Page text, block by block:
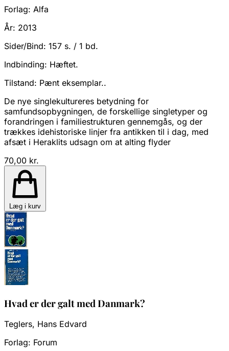
Forlag: Alfa
År: 2013
Sider/Bind: 157 s. / 1 bd.
Indbinding: Hæftet.
Tilstand: Pænt eksemplar..
De nye singlekultureres betydning for
samfundsopbygningen, de forskellige singletyper og
forandringen i familiestrukturen gennemgås, og der
trækkes idehistoriske linjer fra antikken til i dag, med
afsæt i Heraklits udsagn om at alting flyder
70,00 kr.
Læg i kurv
Hvad er der galt med Danmark?
Teglers, Hans Edvard
Forlag: Forum